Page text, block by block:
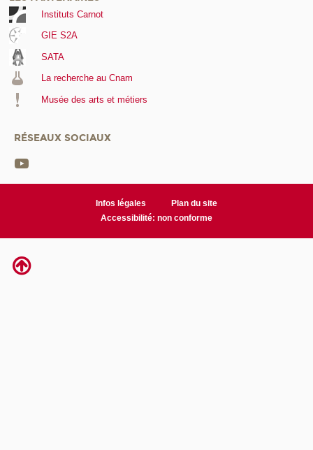
Instituts Carnot
GIE S2A
SATA
La recherche au Cnam
Musée des arts et métiers
RÉSEAUX SOCIAUX
Infos légales
Plan du site
Accessibilité: non conforme